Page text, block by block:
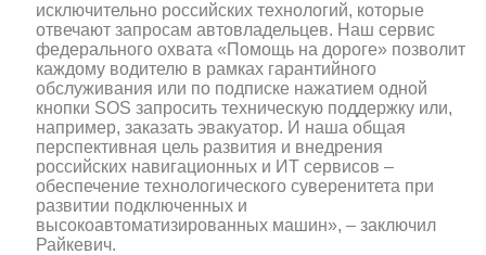
исключительно российских технологий, которые
отвечают запросам автовладельцев. Наш сервис
федерального охвата «Помощь на дороге» позволит
каждому водителю в рамках гарантийного
обслуживания или по подписке нажатием одной
кнопки SOS запросить техническую поддержку или,
например, заказать эвакуатор. И наша общая
перспективная цель развития и внедрения
российских навигационных и ИТ сервисов –
обеспечение технологического суверенитета при
развитии подключенных и
высокоавтоматизированных машин», – заключил
Райкевич.